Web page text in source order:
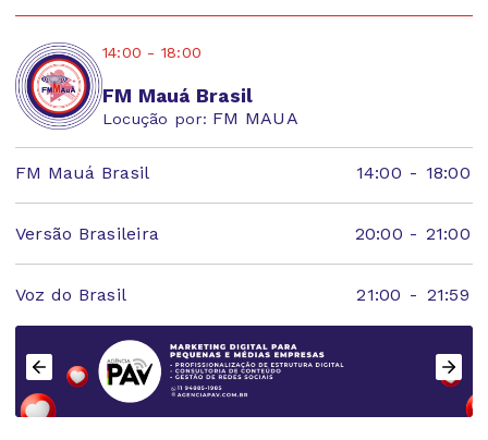
14:00 - 18:00
FM Mauá Brasil
Locução por: FM MAUA
FM Mauá Brasil 14:00 - 18:00
Versão Brasileira 20:00 - 21:00
Voz do Brasil 21:00 - 21:59